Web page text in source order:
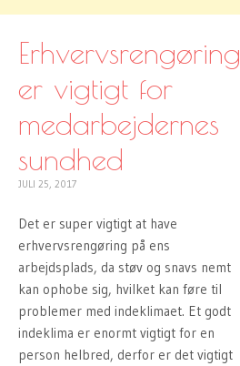
Erhvervsrengøring
er vigtigt for
medarbejdernes
sundhed
JULI 25, 2017
Det er super vigtigt at have
erhvervsrengøring på ens
arbejdsplads, da støv og snavs nemt
kan ophobe sig, hvilket kan føre til
problemer med indeklimaet. Et godt
indeklima er enormt vigtigt for en
person helbred, derfor er det vigtigt